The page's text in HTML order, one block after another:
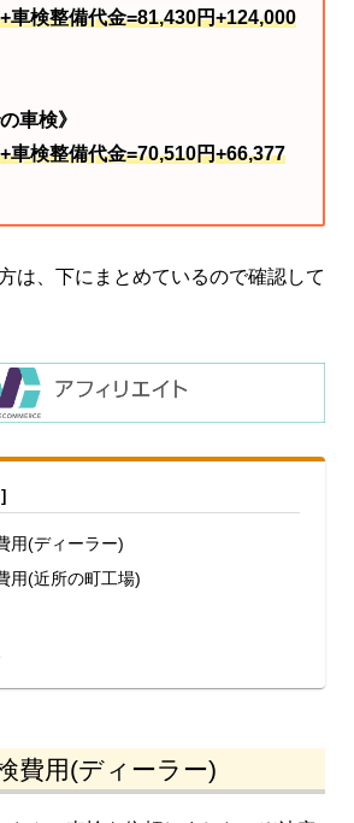
車検整備代金=81,430円+124,000
車検》
車検整備代金=70,510円+66,377
は、下にまとめているので確認して
用(ディーラー)
用(近所の町工場)
費用(ディーラー)